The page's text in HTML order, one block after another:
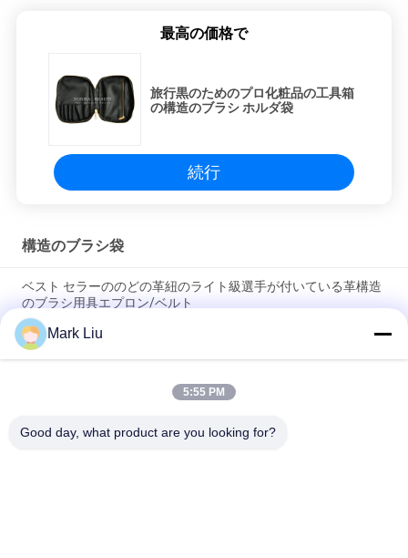
最高の価格で
旅行黒のためのプロ化粧品の工具箱
の構造のブラシ ホルダ袋
続行
構造のブラシ袋
ベスト セラーののどの革紐のライト級選手が付いている革構造
のブラシ用具エプロン/ベルト
PUの筆箱の袋の波の縞のジッパーの閉鎖旅行化粧品の構造袋の
かわいいペンの文房具のホールダー
専門の構造のブラシ ロール袋の洗面用品のホールダーのペンの
Mark Liu
5:55 PM
Good day, what product are you looking for?